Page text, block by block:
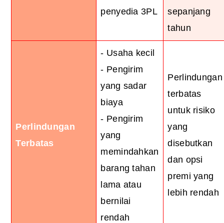
penyedia 3PL
sepanjang
tahun
Perlindungan
Terbatas
- Usaha kecil
- Pengirim
yang sadar
biaya
- Pengirim
yang
memindahkan
barang tahan
lama atau
bernilai
rendah
Perlindungan
terbatas
untuk risiko
yang
disebutkan
dan opsi
premi yang
lebih rendah